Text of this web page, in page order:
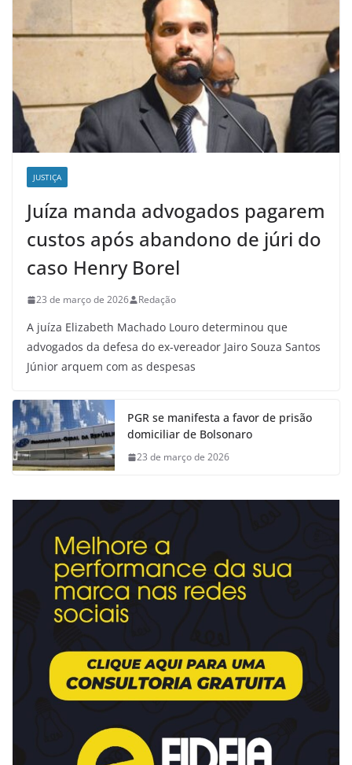
JUSTIÇA
Juíza manda advogados pagarem
custos após abandono de júri do
caso Henry Borel
23 de março de 2026 Redação
A juíza Elizabeth Machado Louro determinou que
advogados da defesa do ex-vereador Jairo Souza Santos
Júnior arquem com as despesas
PGR se manifesta a favor de prisão
domiciliar de Bolsonaro
23 de março de 2026